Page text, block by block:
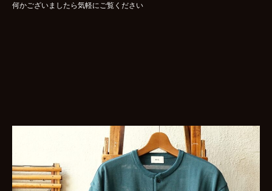
何かございましたら気軽にご覧ください